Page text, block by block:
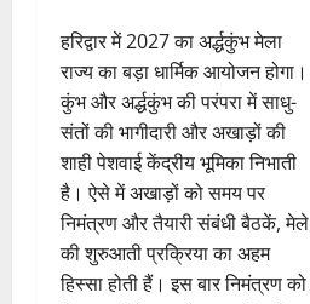
हरिद्वार में 2027 का अर्द्धकुंभ मेला
राज्य का बड़ा धार्मिक आयोजन होगा।
कुंभ और अर्द्धकुंभ की परंपरा में साधु-
संतों की भागीदारी और अखाड़ों की
शाही पेशवाई केंद्रीय भूमिका निभाती
है। ऐसे में अखाड़ों को समय पर
निमंत्रण और तैयारी संबंधी बैठकें, मेले
की शुरुआती प्रक्रिया का अहम
हिस्सा होती हैं। इस बार निमंत्रण को